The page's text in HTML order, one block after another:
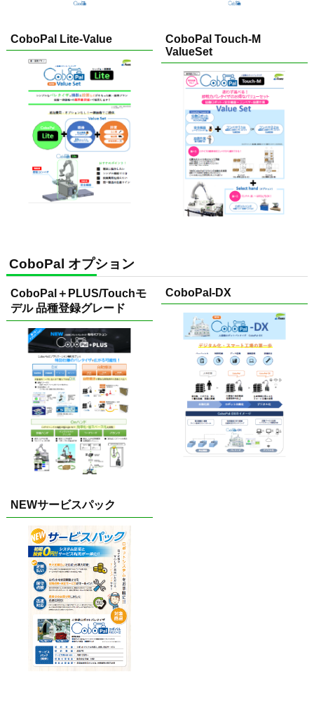
CoboPal Lite-Value
CoboPal Touch-M
ValueSet
CoboPal オプション
CoboPal＋PLUS/Touchモ
デル 品種登録グレード
CoboPal-DX
NEWサービスパック